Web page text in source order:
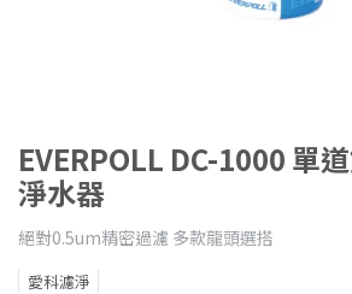
EVERPOLL DC-1000 單
淨水器
絕對0.5um精密過濾 多款龍頭選搭
愛科濾淨